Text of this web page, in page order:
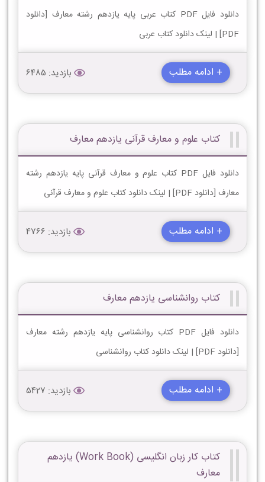
دانلود فایل PDF کتاب عربی پایه یازدهم رشته معارف [دانلود
PDF] | لینک دانلود کتاب عربی
+ ادامه مطلب بازدید: 6485
کتاب علوم و معارف قرآنی یازدهم معارف
دانلود فایل PDF کتاب علوم و معارف قرآنی پایه یازدهم رشته
معارف [دانلود PDF] | لینک دانلود کتاب علوم و معارف قرآنی
+ ادامه مطلب بازدید: 4766
کتاب روانشناسی یازدهم معارف
دانلود فایل PDF کتاب روانشناسی پایه یازدهم رشته معارف
[دانلود PDF] | لینک دانلود کتاب روانشناسی
+ ادامه مطلب بازدید: 5427
کتاب کار زبان انگلیسی (Work Book) یازدهم
معارف